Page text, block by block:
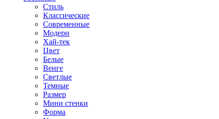
Стиль
Классические
Современные
Модерн
Хай-тек
Цвет
Белые
Венге
Светлые
Темные
Размер
Мини стенки
Форма